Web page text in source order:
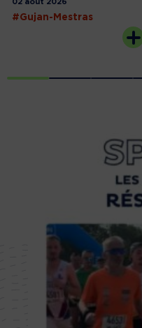
02 août 2026
#Gujan-Mestras